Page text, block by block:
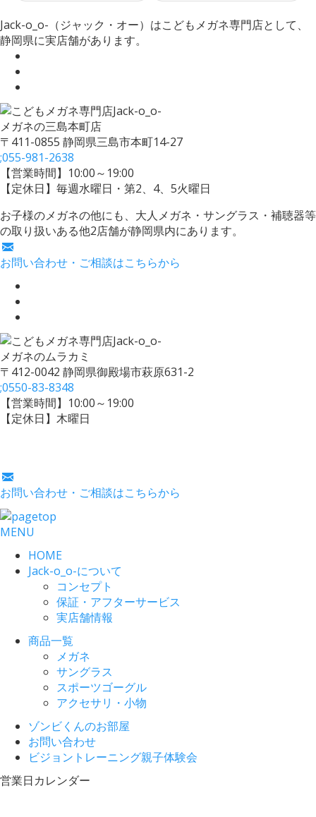
Jack-o_o-（ジャック・オー）はこどもメガネ専門店として、
静岡県に実店舗があります。
メガネの三島本町店
〒411-0855 静岡県三島市本町14-27
;055-981-2638
【営業時間】10:00～19:00
【定休日】毎週水曜日・第2、4、5火曜日
お子様のメガネの他にも、大人メガネ・サングラス・補聴器等
の取り扱いある他2店舗が静岡県内にあります。
お問い合わせ・ご相談はこちらから
メガネのムラカミ
〒412-0042 静岡県御殿場市萩原631-2
;0550-83-8348
【営業時間】10:00～19:00
【定休日】木曜日
お問い合わせ・ご相談はこちらから
MENU
HOME
Jack-o_o-について
コンセプト
保証・アフターサービス
実店舗情報
商品一覧
メガネ
サングラス
スポーツゴーグル
アクセサリ・小物
ゾンビくんのお部屋
お問い合わせ
ビジョントレーニング親子体験会
営業日カレンダー